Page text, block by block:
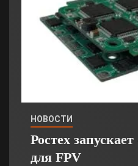
НОВОСТИ
Ростех
для FPV